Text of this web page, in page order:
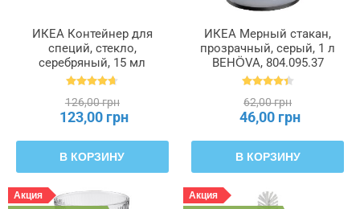
ИКЕА Контейнер для
специй, стекло,
серебряный, 15 мл
RAJTAN РАЙТАН,
126,00 грн
123,00 грн
В КОРЗИНУ
ИКЕА Мерный стакан,
прозрачный, серый, 1 л
BEHÖVA, 804.095.37
62,00 грн
46,00 грн
В КОРЗИНУ
Акция
Акция